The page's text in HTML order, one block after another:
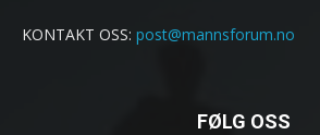
KONTAKT OSS: post@mannsforum.no
FØLG OSS